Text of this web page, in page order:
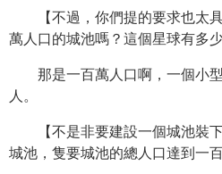
【不過，你們提的要求也太
萬人口的城池嗎？這個星球有多少
那是一百萬人口啊，一個小
人。
【不是非要建設一個城池裝
城池，隻要城池的總人口達到一